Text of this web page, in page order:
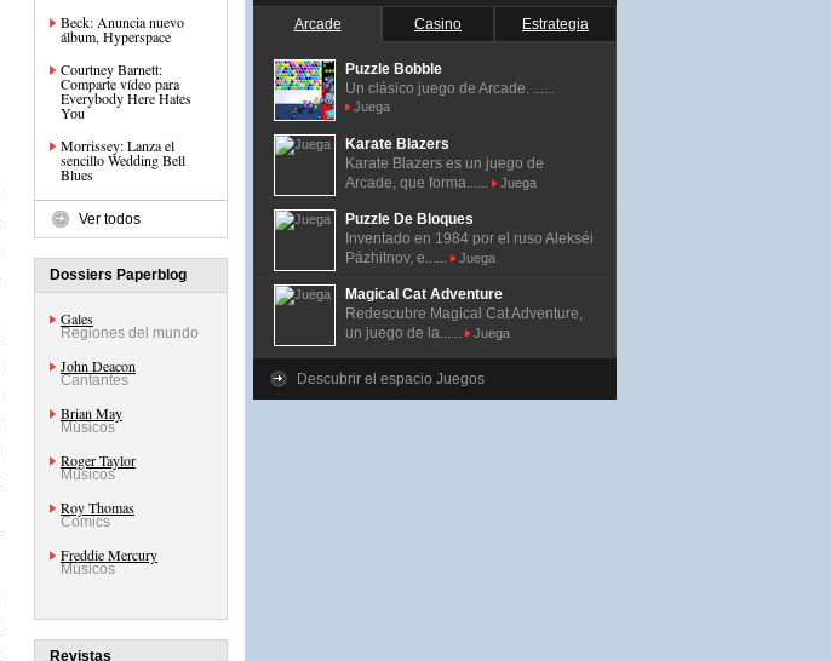
Beck: Anuncia nuevo
álbum, Hyperspace
Courtney Barnett:
Comparte vídeo para
Everybody Here Hates
You
Morrissey: Lanza el
sencillo Wedding Bell
Blues
Ver todos
Dossiers Paperblog
Gales
Regiones del mundo
John Deacon
Cantantes
Brian May
Músicos
Roger Taylor
Músicos
Roy Thomas
Comics
Freddie Mercury
Músicos
Revistas
Arcade Casino Estrategia
Puzzle Bobble
Un clásico juego de Arcade. ......
Juega
Karate Blazers
Karate Blazers es un juego de
Arcade, que forma......
Juega
Puzzle De Bloques
Inventado en 1984 por el ruso Alekséi
Pázhitnov, e......
Juega
Magical Cat Adventure
Redescubre Magical Cat Adventure,
un juego de la......
Juega
Descubrir el espacio Juegos